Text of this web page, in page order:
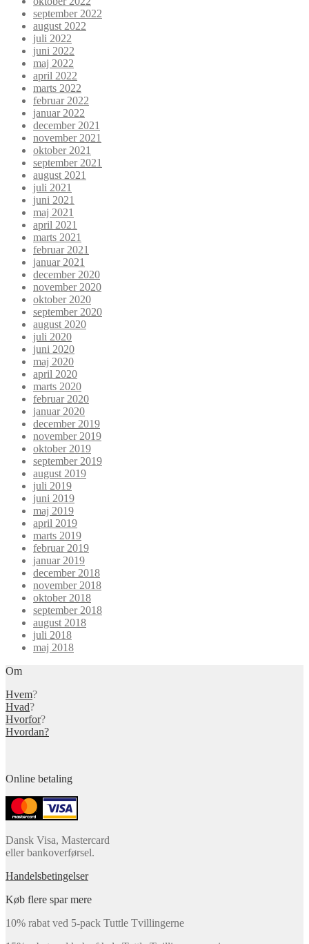
september 2022
august 2022
juli 2022
juni 2022
maj 2022
april 2022
marts 2022
februar 2022
januar 2022
december 2021
november 2021
oktober 2021
september 2021
august 2021
juli 2021
juni 2021
maj 2021
april 2021
marts 2021
februar 2021
januar 2021
december 2020
november 2020
oktober 2020
september 2020
august 2020
juli 2020
juni 2020
maj 2020
april 2020
marts 2020
februar 2020
januar 2020
december 2019
november 2019
oktober 2019
september 2019
august 2019
juli 2019
juni 2019
maj 2019
april 2019
marts 2019
februar 2019
januar 2019
december 2018
november 2018
oktober 2018
september 2018
august 2018
juli 2018
maj 2018
Om
Hvem?
Hvad?
Hvorfor?
Hvordan?
Online betaling
Dansk Visa, Mastercard
eller bankoverførsel.
Handelsbetingelser
Køb flere spar mere
10% rabat ved 5-pack Tuttle Tvillingerne